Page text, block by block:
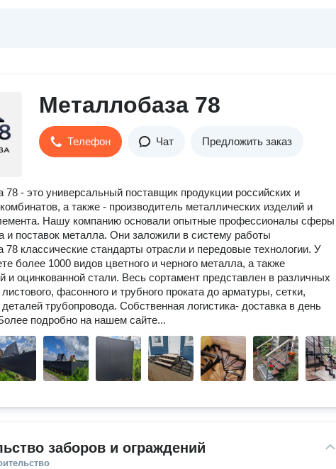
Металлобаза 78
Телефон Чат Предложить заказ
78 - это универсальный поставщик продукции российских и
а также - производитель металлических изделий и
Нашу компанию основали опытные профессионалы сферы
и поставок металла. Они заложили в систему работы
78 классические стандарты отрасли и передовые технологии. У
более 1000 видов цветного и черного металла, а также
и оцинкованной стали. Весь сортамент представлен в различных
фасонного и трубного проката до арматуры, сетки,
трубопровода. Собственная логистика- доставка в день
подробно на нашем сайте...
заборов и ограждений